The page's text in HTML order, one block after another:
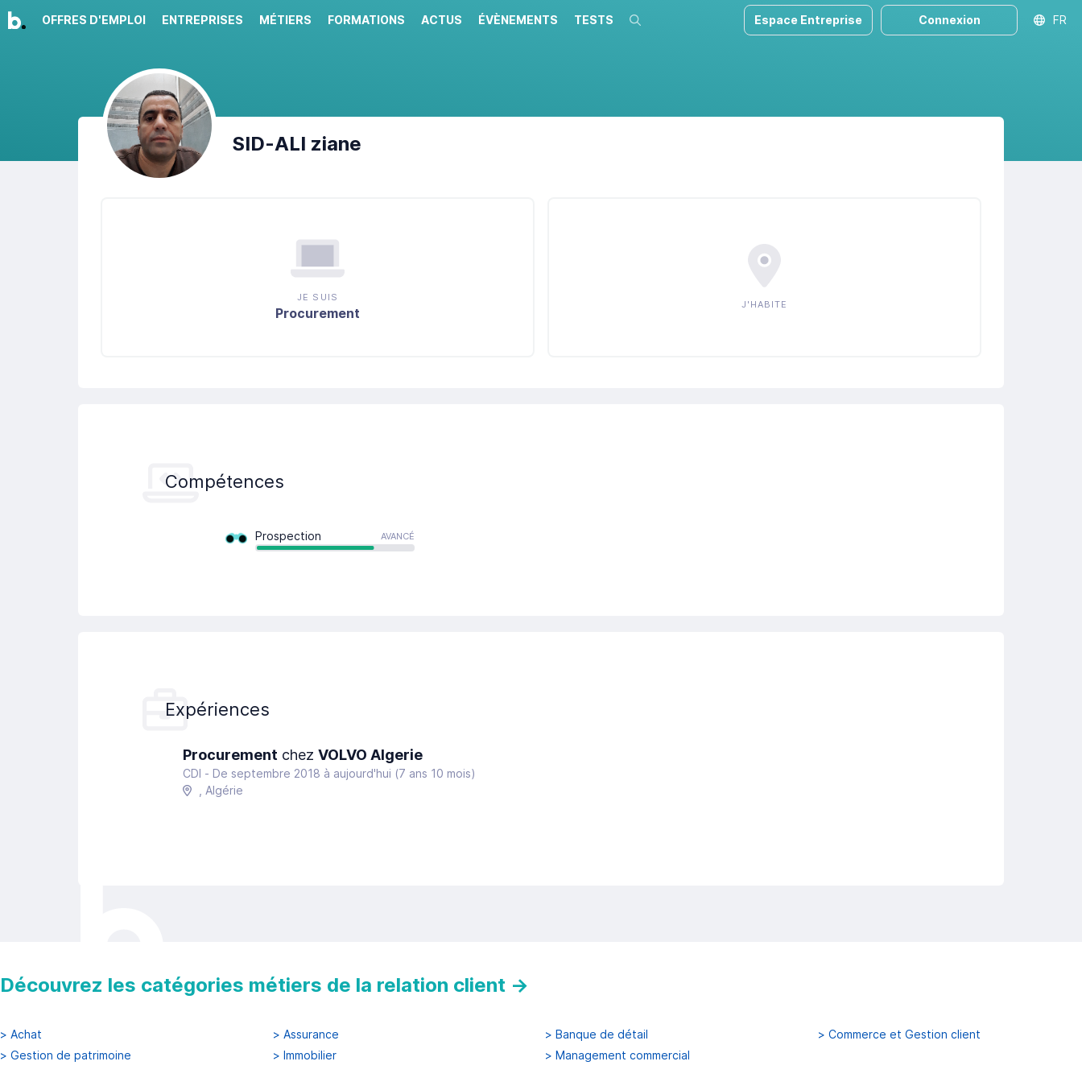
OFFRES D'EMPLOI ENTREPRISES MÉTIERS FORMATIONS ACTUS ÉVÈNEMENTS TESTS Recherche Espace Entreprise Connexion FR
SID-ALI ziane
JE SUIS
Procurement
J'HABITE
Compétences
Prospection AVANCÉ
Expériences
Procurement chez VOLVO Algerie
CDI - De septembre 2018 à aujourd'hui (7 ans 10 mois)
, Algérie
Découvrez les catégories métiers de la relation client →
> Achat > Assurance > Banque de détail > Commerce et Gestion client
> Gestion de patrimoine > Immobilier > Management commercial